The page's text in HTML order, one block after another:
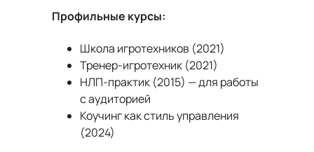
Профильные курсы:
Школа игротехников (2021)
Тренер-игротехник (2021)
НЛП-практик (2015) — для работы
с аудиторией
Коучинг как стиль управления
(2024)